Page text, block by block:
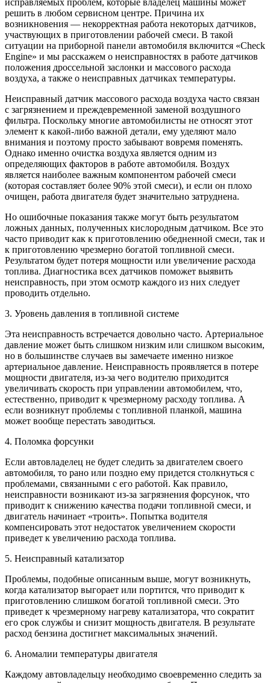
исправляемых проблем, которые владелец машины может
решить в любом сервисном центре. Причина их
возникновения — некорректная работа некоторых датчиков,
участвующих в приготовлении рабочей смеси. В такой
ситуации на приборной панели автомобиля включится «Check
Engine» и мы расскажем о неисправностях в работе датчиков
положения дроссельной заслонки и массового расхода
воздуха, а также о неисправных датчиках температуры.
Неисправный датчик массового расхода воздуха часто связан
с загрязнением и преждевременной заменой воздушного
фильтра. Поскольку многие автомобилисты не относят этот
элемент к какой-либо важной детали, ему уделяют мало
внимания и поэтому просто забывают вовремя поменять.
Однако именно очистка воздуха является одним из
определяющих факторов в работе автомобиля. Воздух
является наиболее важным компонентом рабочей смеси
(которая составляет более 90% этой смеси), и если он плохо
очищен, работа двигателя будет значительно затруднена.
Но ошибочные показания также могут быть результатом
ложных данных, полученных кислородным датчиком. Все это
часто приводит как к приготовлению обедненной смеси, так и
к приготовлению чрезмерно богатой топливной смеси.
Результатом будет потеря мощности или увеличение расхода
топлива. Диагностика всех датчиков поможет выявить
неисправность, при этом осмотр каждого из них следует
проводить отдельно.
3. Уровень давления в топливной системе
Эта неисправность встречается довольно часто. Артериальное
давление может быть слишком низким или слишком высоким,
но в большинстве случаев вы замечаете именно низкое
артериальное давление. Неисправность проявляется в потере
мощности двигателя, из-за чего водителю приходится
увеличивать скорость при управлении автомобилем, что,
естественно, приводит к чрезмерному расходу топлива. А
если возникнут проблемы с топливной планкой, машина
может вообще перестать заводиться.
4. Поломка форсунки
Если автовладелец не будет следить за двигателем своего
автомобиля, то рано или поздно ему придется столкнуться с
проблемами, связанными с его работой. Как правило,
неисправности возникают из-за загрязнения форсунок, что
приводит к снижению качества подачи топливной смеси, и
двигатель начинает «троить». Попытка водителя
компенсировать этот недостаток увеличением скорости
приведет к увеличению расхода топлива.
5. Неисправный катализатор
Проблемы, подобные описанным выше, могут возникнуть,
когда катализатор выгорает или портится, что приводит к
приготовлению слишком богатой топливной смеси. Это
приведет к чрезмерному нагреву катализатора, что сократит
его срок службы и снизит мощность двигателя. В результате
расход бензина достигнет максимальных значений.
6. Аномалии температуры двигателя
Каждому автовладельцу необходимо своевременно следить за